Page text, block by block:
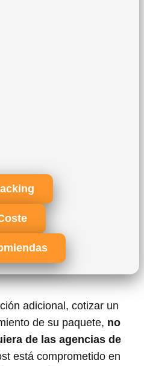
adicional, cotizar un
de su paquete, no
de las agencias de
está comprometido en